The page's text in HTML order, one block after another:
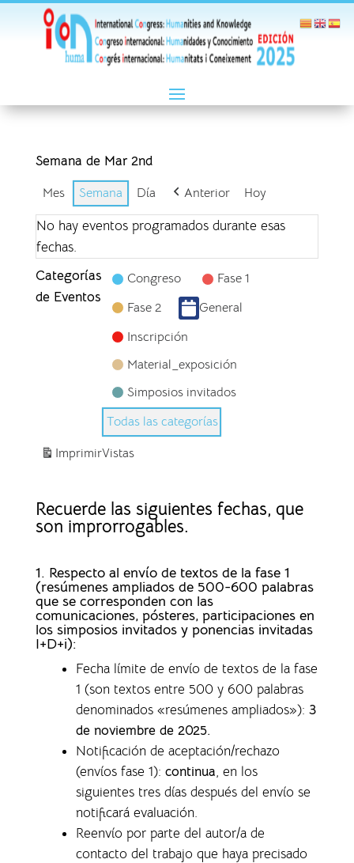
Semana de Mar 2nd
Mes Semana Día Anterior Hoy
No hay eventos programados durante esas
fechas.
Categorías
de Eventos
Congreso
Fase 1
Fase 2
General
Inscripción
Material_exposición
Simposios invitados
Todas las categorías
ImprimirVistas
Recuerde las siguientes fechas, que
son improrrogables.
1. Respecto al envío de textos de la fase 1
(resúmenes ampliados de 500-600 palabras
que se corresponden con las
comunicaciones, pósteres, participaciones en
los simposios invitados y ponencias invitadas
I+D+i):
Fecha límite de envío de textos de la fase
1 (son textos entre 500 y 600 palabras
denominados «resúmenes ampliados»): 3
de noviembre de 2025.
Notificación de aceptación/rechazo
(envíos fase 1): continua, en los
siguientes tres días después del envío se
notificará evaluación.
Reenvío por parte del autor/a de
contacto del trabajo que haya precisado